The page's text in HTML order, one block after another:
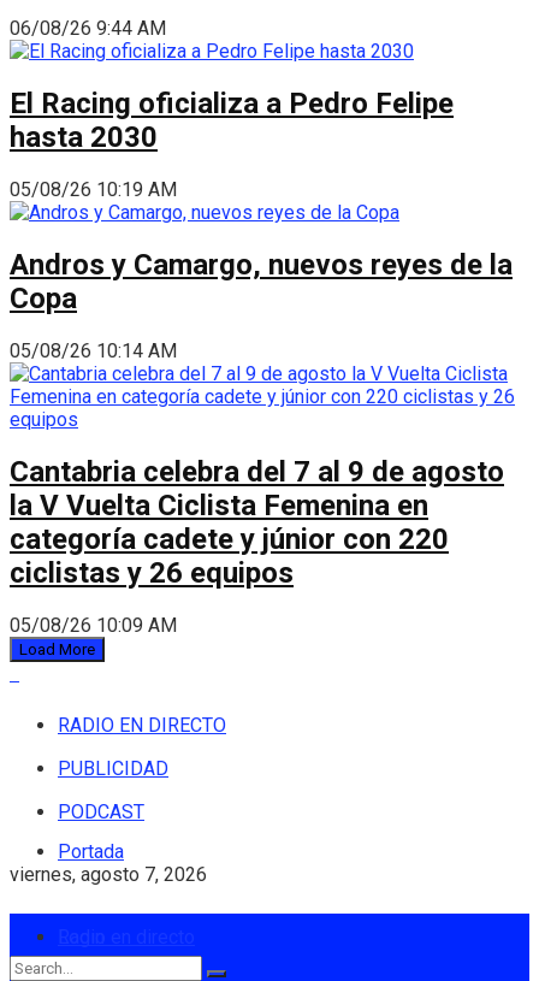
06/08/26 9:44 AM
El Racing oficializa a Pedro Felipe
hasta 2030
05/08/26 10:19 AM
Andros y Camargo, nuevos reyes de la
Copa
05/08/26 10:14 AM
Cantabria celebra del 7 al 9 de agosto
la V Vuelta Ciclista Femenina en
categoría cadete y júnior con 220
ciclistas y 26 equipos
05/08/26 10:09 AM
Load More
RADIO EN DIRECTO
PUBLICIDAD
PODCAST
viernes, agosto 7, 2026
Portada